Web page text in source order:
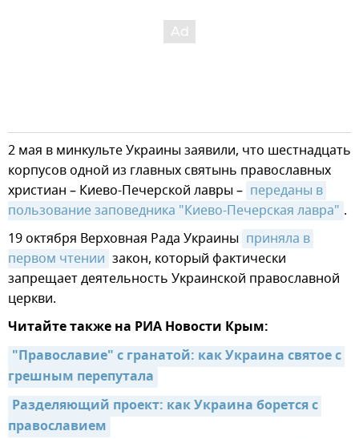
2 мая в минкульте Украины заявили, что шестнадцать
корпусов одной из главных святынь православных
христиан – Киево-Печерской лавры – переданы в
пользование заповедника "Киево-Печерская лавра" .
19 октября Верховная Рада Украины приняла в
первом чтении закон, который фактически
запрещает деятельность Украинской православной
церкви.
Читайте также на РИА Новости Крым:
"Православие" с гранатой: как Украина святое с
грешным перепутала
Разделяющий проект: как Украина борется с
православием